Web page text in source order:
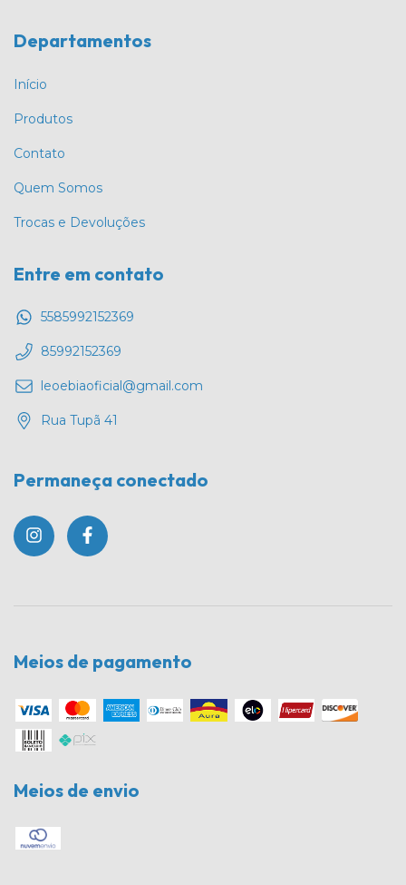
Departamentos
Início
Produtos
Contato
Quem Somos
Trocas e Devoluções
Entre em contato
5585992152369
85992152369
leoebiaoficial@gmail.com
Rua Tupã 41
Permaneça conectado
Meios de pagamento
Meios de envio